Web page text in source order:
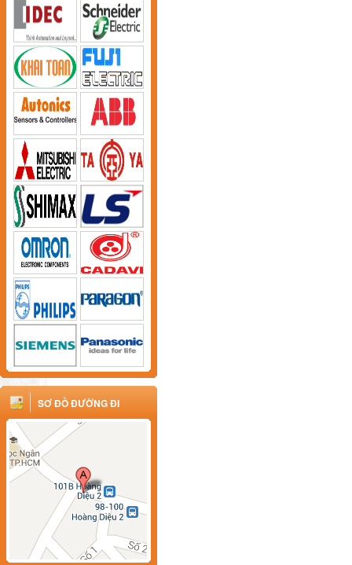
SƠ ĐỒ ĐƯỜNG ĐI